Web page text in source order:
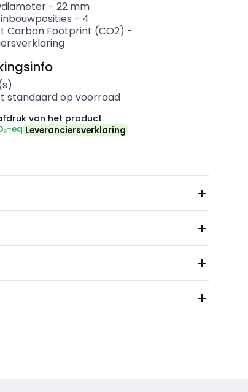
- 22 mm
- 4
Carbon Footprint (CO2) -
standaard op voorraad
van het product
eq Leveranciersverklaring